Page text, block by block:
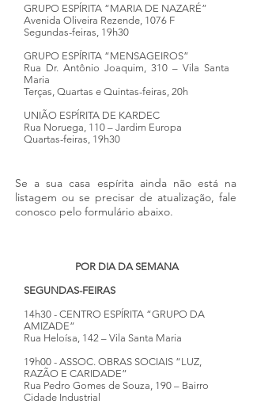
GRUPO ESPÍRITA “MARIA DE NAZARÉ”
Avenida Oliveira Rezende, 1076 F
Segundas-feiras, 19h30
GRUPO ESPÍRITA “MENSAGEIROS”
Rua Dr. Antônio Joaquim, 310 – Vila Santa
Maria
Terças, Quartas e Quintas-feiras, 20h
UNIÃO ESPÍRITA DE KARDEC
Rua Noruega, 110 – Jardim Europa
Quartas-feiras, 19h30
Se a sua casa espírita ainda não está na
listagem ou se precisar de atualização, fale
conosco pelo formulário abaixo.
POR DIA DA SEMANA
SEGUNDAS-FEIRAS
14h30 - CENTRO ESPÍRITA “GRUPO DA
AMIZADE”
Rua Heloísa, 142 – Vila Santa Maria
19h00 - ASSOC. OBRAS SOCIAIS “LUZ,
RAZÃO E CARIDADE”
Rua Pedro Gomes de Souza, 190 – Bairro
Cidade Industrial